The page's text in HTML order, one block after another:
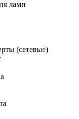
ламп
(сетевые)